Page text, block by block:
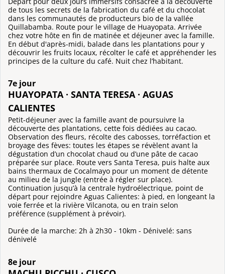
de tous les secrets de la fabrication du café et du chocolat
dans les communautés de producteurs bio de la vallée
Quillabamba. Route pour le village de Huayopata. Arrivée
chez votre hôte en fin de matinée et déjeuner avec la famille.
En début d'après-midi, balade dans les plantations pour y
découvrir les fruits locaux, récolter le café et appréhender les
principes de la culture du café. Nuit chez l’habitant.
7e jour
HUAYOPATA · SANTA TERESA · AGUAS
CALIENTES
Petit-déjeuner avec la famille avant de poursuivre la
découverte des plantations, cette fois dédiées au cacao.
Observation des fleurs, récolte des cabosses, torréfaction et
broyage des fèves: toutes les étapes se révèlent avant la
dégustation d’un chocolat chaud ou d’une pâte de cacao
préparée sur place. Route vers Santa Teresa, puis halte aux
bains thermaux de Cocalmayo pour un moment de détente
au milieu de la jungle (entrée à régler sur place).
Continuation jusqu’à la centrale hydroélectrique, point de
départ pour rejoindre Aguas Calientes: à pied, en longeant la
voie ferrée et la rivière Vilcanota, ou en train selon
préférence (supplément à prévoir).
Durée de la marche: 2h à 2h30 - 10km - Dénivelé: sans
dénivelé
8e jour